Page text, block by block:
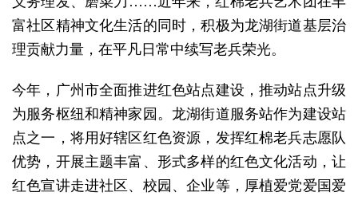
富社区精神文化生活的同时，积极为龙湖街道基层治
理贡献力量，在平凡日常中续写老兵荣光。
今年，广州市全面推进红色站点建设，推动站点升级
为服务枢纽和精神家园。龙湖街道服务站作为建设站
点之一，将用好辖区红色资源，发挥红棉老兵志愿队
优势，开展主题丰富、形式多样的红色文化活动，让
红色宣讲走进社区、校园、企业等，厚植爱党爱国爱